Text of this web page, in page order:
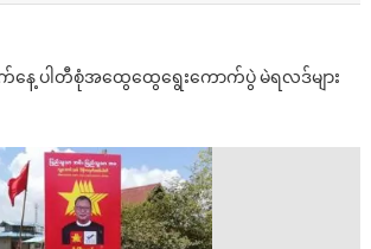
က်နေ့ ပါတီစုံအထွေထွေရွေးကောက်ပွဲ မဲရလဒ်များ